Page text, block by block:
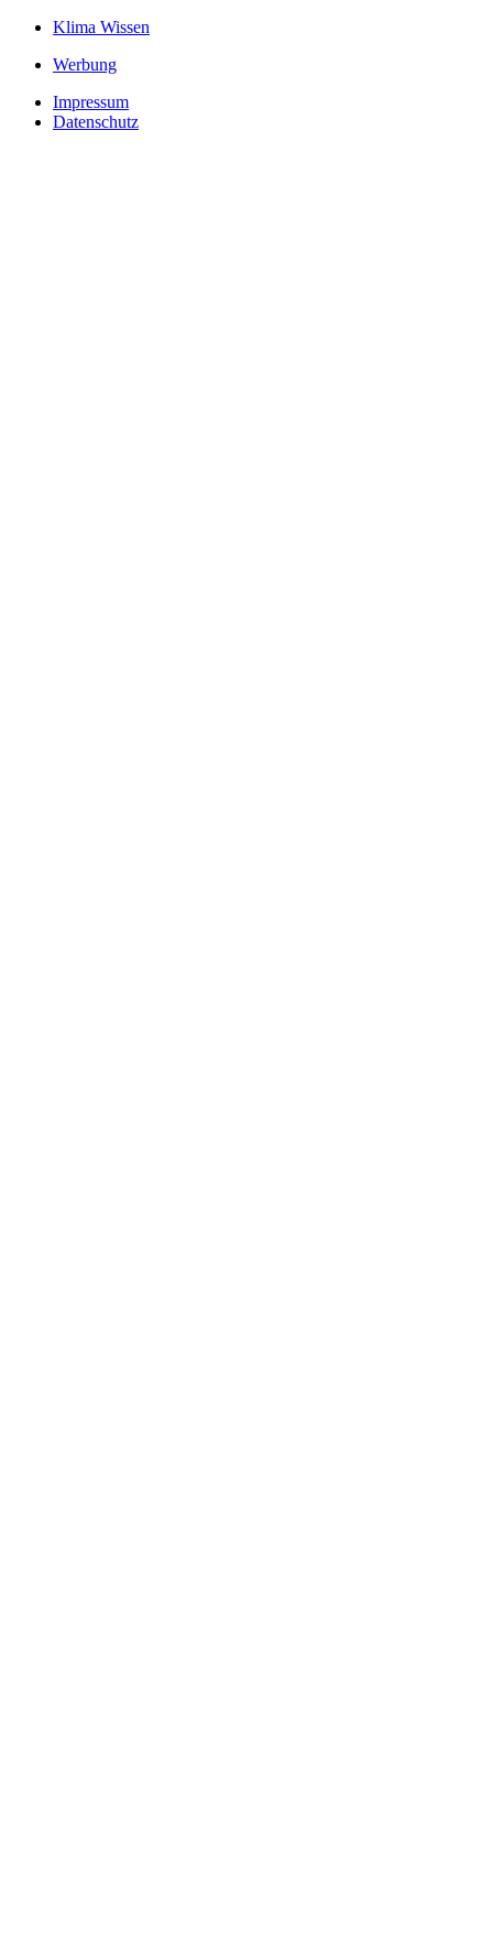
Klima Wissen
Werbung
Impressum
Datenschutz